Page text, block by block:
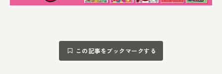
この記事をブックマークする